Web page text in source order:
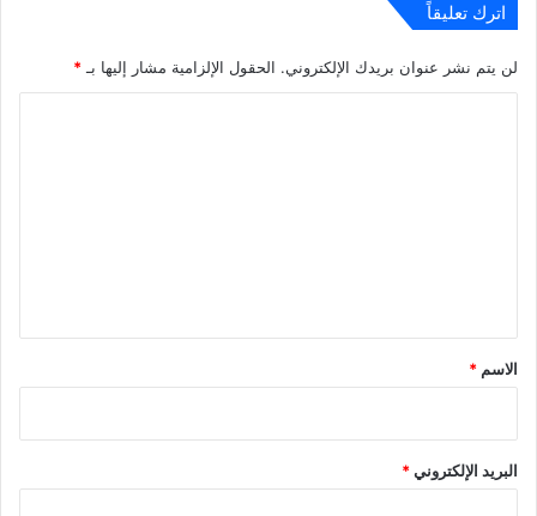
اترك تعليقاً
لن يتم نشر عنوان بريدك الإلكتروني. الحقول الإلزامية مشار إليها بـ*
*
الاسم *
البريد الإلكتروني*